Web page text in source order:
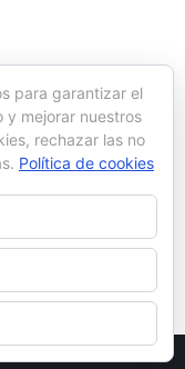
in this
para garantizar el
y mejorar nuestros
rechazar las no
Política de cookies